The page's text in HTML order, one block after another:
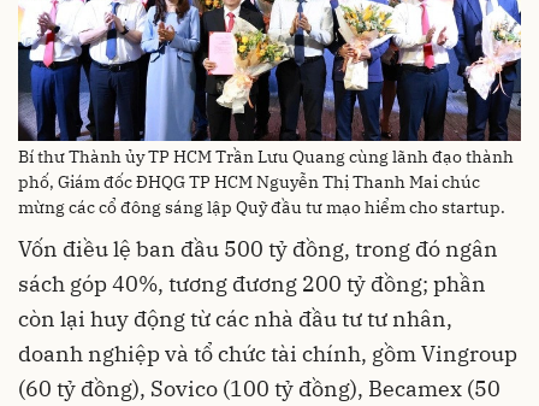
Bí thư Thành ủy TP HCM Trần Lưu Quang cùng lãnh đạo thành
phố, Giám đốc ĐHQG TP HCM Nguyễn Thị Thanh Mai chúc
mừng các cổ đông sáng lập Quỹ đầu tư mạo hiểm cho startup.
Vốn điều lệ ban đầu 500 tỷ đồng, trong đó ngân
sách góp 40%, tương đương 200 tỷ đồng; phần
còn lại huy động từ các nhà đầu tư tư nhân,
doanh nghiệp và tổ chức tài chính, gồm Vingroup
(60 tỷ đồng), Sovico (100 tỷ đồng), Becamex (50